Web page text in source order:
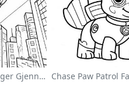
Spider Man Svinger Gjennom Byen Fargeleggingsside